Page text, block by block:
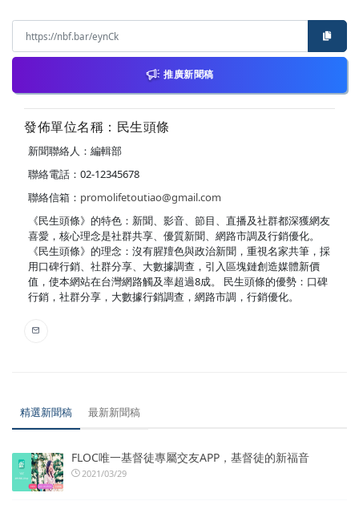
推廣新聞稿
發佈單位名稱：民生頭條
新聞聯絡人：編輯部
聯絡電話：02-12345678
聯絡信箱： promolifetoutiao@gmail.com
《民生頭條》的特色：新聞、影音、節目、直播及社群都深獲網友
喜愛，核心理念是社群共享、優質新聞、網路市調及行銷優化。
《民生頭條》的理念：沒有腥羶色與政治新聞，重視名家共筆，採
用口碑行銷、社群分享、大數據調查，引入區塊鏈創造媒體新價
值，使本網站在台灣網路觸及率超過8成。 民生頭條的優勢：口碑
行銷，社群分享，大數據行銷調查，網路市調，行銷優化。
精選新聞稿 最新新聞稿
FLOC唯一基督徒專屬交友APP，基督徒的新福音
2021/03/29